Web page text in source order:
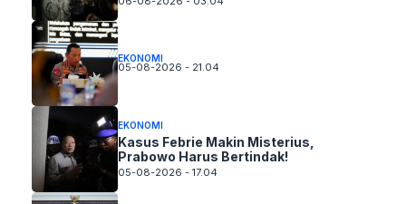
EKONOMI
05-08-2026 - 21.04
EKONOMI
Kasus Febrie Makin Misterius,
Prabowo Harus Bertindak!
05-08-2026 - 17.04